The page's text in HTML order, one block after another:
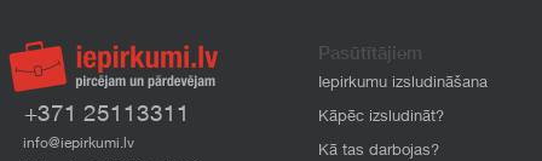
+371 25113311
info@iepirkumi.lv
Pasūtītājiem
Iepirkumu izsludināšana
Kāpēc izsludināt?
Kā tas darbojas?